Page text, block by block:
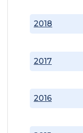
2016
2017
2018